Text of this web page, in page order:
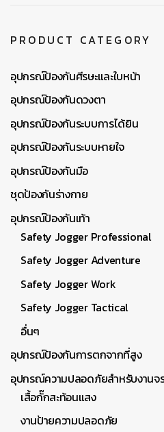
PRODUCT CATEGORY
อุปกรณ์ป้องกันศีรษะและใบหน้า
อุปกรณ์ป้องกันดวงตา
อุปกรณ์ป้องกันระบบการได้ยิน
อุปกรณ์ป้องกันระบบหายใจ
อุปกรณ์ป้องกันมือ
ชุดป้องกันร่างกาย
อุปกรณ์ป้องกันเท้า
Safety Jogger Professional
Safety Jogger Adventure
Safety Jogger Work
Safety Jogger Tactical
อื่นๆ
อุปกรณ์ป้องกันการตกจากที่สูง
อุปกรณ์ความปลอดภัยสำหรับงานจ
เสื้อกั๊กสะท้อนแสง
งานป้ายความปลอดภัย